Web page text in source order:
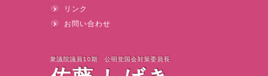
リンク
お問い合わせ
衆議院議員10期 公明党国会対策委員長